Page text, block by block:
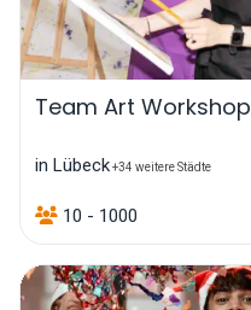
Team Art Workshop
in Lübeck+34 weitere Städte
10 - 1000